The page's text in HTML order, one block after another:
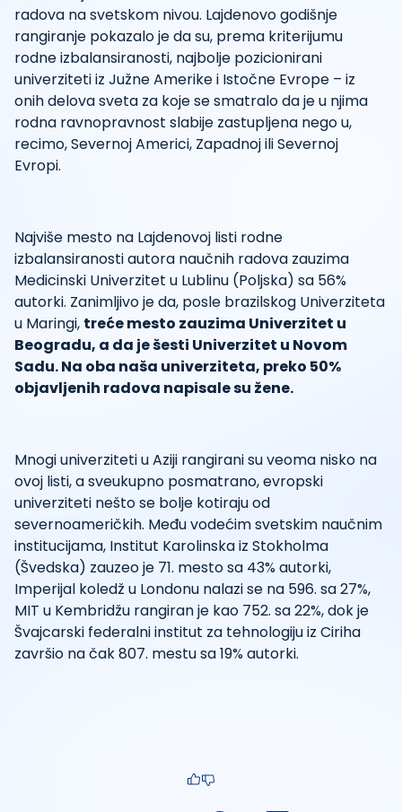
radova na svetskom nivou. Lajdenovo godišnje
rangiranje pokazalo je da su, prema kriterijumu
rodne izbalansiranosti, najbolje pozicionirani
univerziteti iz Južne Amerike i Istočne Evrope – iz
onih delova sveta za koje se smatralo da je u njima
rodna ravnopravnost slabije zastupljena nego u,
recimo, Severnoj Americi, Zapadnoj ili Severnoj
Evropi.
Najviše mesto na Lajdenovoj listi rodne
izbalansiranosti autora naučnih radova zauzima
Medicinski Univerzitet u Lublinu (Poljska) sa 56%
autorki. Zanimljivo je da, posle brazilskog Univerziteta
u Maringi, treće mesto zauzima Univerzitet u
Beogradu, a da je šesti Univerzitet u Novom
Sadu. Na oba naša univerziteta, preko 50%
objavljenih radova napisale su žene.
Mnogi univerziteti u Aziji rangirani su veoma nisko na
ovoj listi, a sveukupno posmatrano, evropski
univerziteti nešto se bolje kotiraju od
severnoameričkih. Među vodećim svetskim naučnim
institucijama, Institut Karolinska iz Stokholma
(Švedska) zauzeo je 71. mesto sa 43% autorki,
Imperijal koledž u Londonu nalazi se na 596. sa 27%,
MIT u Kembridžu rangiran je kao 752. sa 22%, dok je
Švajcarski federalni institut za tehnologiju iz Ciriha
završio na čak 807. mestu sa 19% autorki.